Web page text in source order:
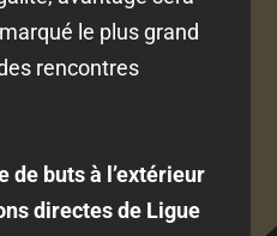
le plus grand
rencontres
de buts à l’extérieur
directes de Ligue